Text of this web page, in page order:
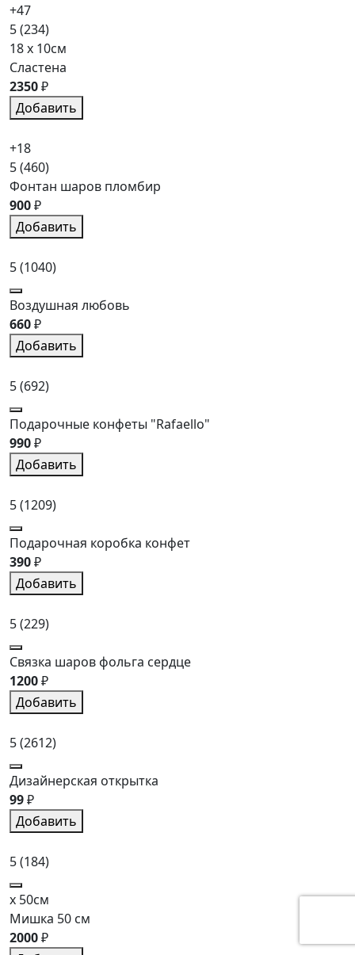
+47
5(234)
18 x 10см
Сластена
2350₽
Добавить
+18
5(460)
Фонтан шаров пломбир
900₽
Добавить
5(1040)
Воздушная любовь
660₽
Добавить
5(692)
Подарочные конфеты "Rafaello"
990₽
Добавить
5(1209)
Подарочная коробка конфет
390₽
Добавить
5(229)
Связка шаров фольга сердце
1200₽
Добавить
5(2612)
Дизайнерская открытка
99₽
Добавить
5(184)
x 50см
Мишка 50 см
2000₽